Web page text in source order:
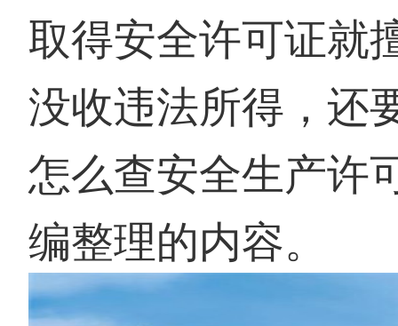
取得安全许可证就
没收违法所得，还
怎么查安全生产许
编整理的内容。